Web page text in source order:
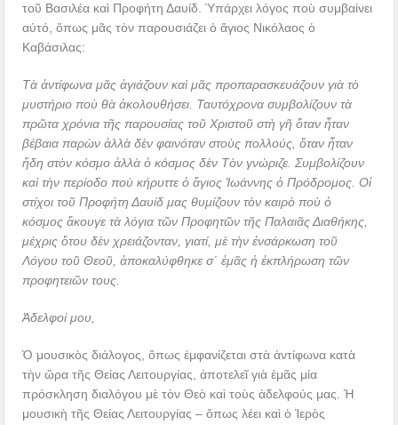
τοῦ Βασιλέα καὶ Προφήτη Δαυίδ. Ὑπάρχει λόγος ποὺ συμβαίνει
αὐτό, ὅπως μᾶς τὸν παρουσιάζει ὁ ἅγιος Νικόλαος ὁ
Καβάσιλας:
Τὰ ἀντίφωνα μᾶς ἁγιάζουν καὶ μᾶς προπαρασκευάζουν γιὰ τὸ
μυστήριο ποὺ θὰ ἀκολουθήσει. Ταυτόχρονα συμβολίζουν τὰ
πρῶτα χρόνια τῆς παρουσίας τοῦ Χριστοῦ στὴ γῆ ὅταν ἦταν
βέβαια παρὼν ἀλλὰ δὲν φαινόταν στοὺς πολλούς, ὅταν ἦταν
ἤδη στὸν κόσμο ἀλλὰ ὁ κόσμος δὲν Τὸν γνώριζε. Συμβολίζουν
καὶ τὴν περίοδο ποὺ κήρυττε ὁ ἅγιος Ἰωάννης ὁ Πρόδρομος. Οἱ
στίχοι τοῦ Προφήτη Δαυίδ μας θυμίζουν τὸν καιρὸ ποὺ ὁ
κόσμος ἄκουγε τὰ λόγια τῶν Προφητῶν τῆς Παλαιᾶς Διαθήκης,
μέχρις ὅτου δὲν χρειάζονταν, γιατί, μὲ τὴν ἐνσάρκωση τοῦ
Λόγου τοῦ Θεοῦ, ἀποκαλύφθηκε σ΄ ἐμᾶς ἡ ἐκπλήρωση τῶν
προφητειῶν τους.
Ἀδελφοί μου,
Ὁ μουσικὸς διάλογος, ὅπως ἐμφανίζεται στὰ ἀντίφωνα κατὰ
τὴν ὥρα τῆς Θείας Λειτουργίας, ἀποτελεῖ γιὰ ἐμᾶς μία
πρόσκληση διαλόγου μὲ τὸν Θεὸ καὶ τοὺς ἀδελφούς μας. Ἡ
μουσικὴ τῆς Θείας Λειτουργίας – ὅπως λέει καὶ ὁ Ἱερὸς